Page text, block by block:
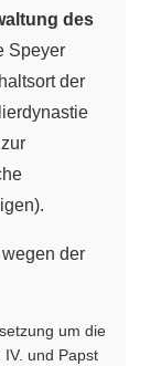
des
Speyer
der
der
um die
und Papst